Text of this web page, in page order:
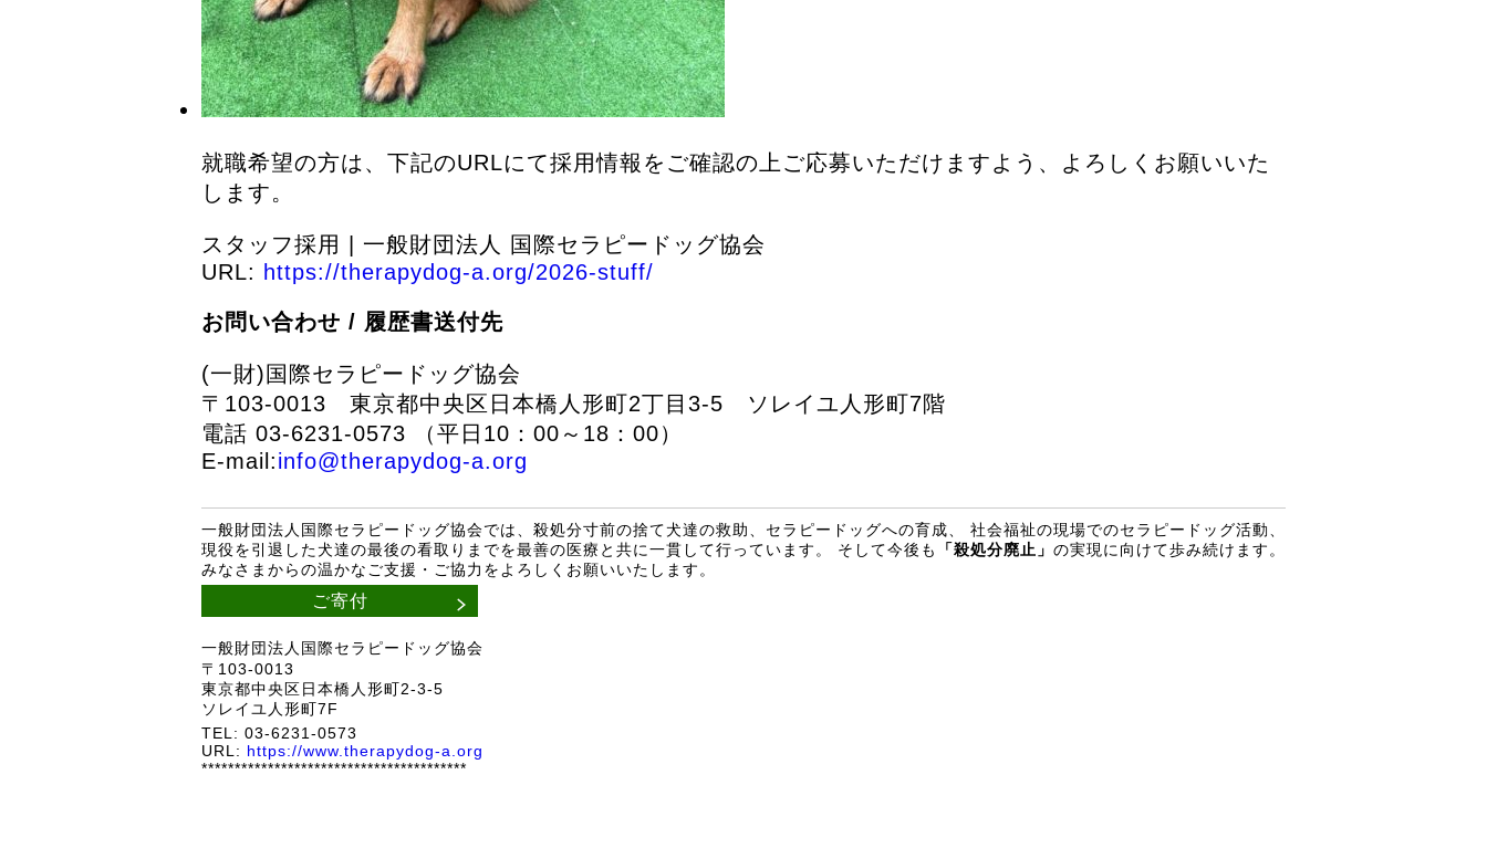
就職希望の方は、下記のURLにて採用情報をご確認の上ご応募いただけますよう、よろしくお願いいた
します。
スタッフ採用 | 一般財団法人 国際セラピードッグ協会
URL: https://therapydog-a.org/2026-stuff/
お問い合わせ / 履歴書送付先
(一財)国際セラピードッグ協会
〒103-0013 東京都中央区日本橋人形町2丁目3-5 ソレイユ人形町7階
電話 03-6231-0573
（平日10：00～18：00）
E-mail:info@therapydog-a.org
一般財団法人国際セラピードッグ協会では、殺処分寸前の捨て犬達の救助、セラピードッグへの育成、 社会福祉の現場でのセラピードッグ活動、
現役を引退した犬達の最後の看取りまでを最善の医療と共に一貫して行っています。 そして今後も
「殺処分廃止」 の実現に向けて歩み続けます。
みなさまからの温かなご支援・ご協力をよろしくお願いいたします。
ご寄付
一般財団法人国際セラピードッグ協会
〒103-0013
東京都中央区日本橋人形町2-3-5
ソレイユ人形町7F
TEL: 03-6231-0573
URL: https://www.therapydog-a.org
****************************************